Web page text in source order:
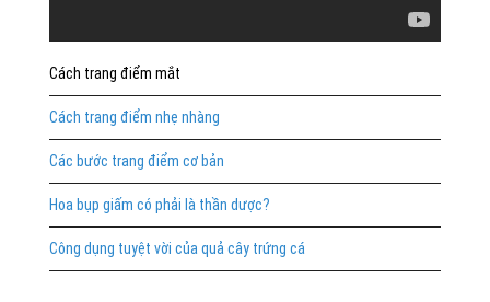
Cách trang điểm mắt
Cách trang điểm nhẹ nhàng
Các bước trang điểm cơ bản
Hoa bụp giấm có phải là thần dược?
Công dụng tuyệt vời của quả cây trứng cá